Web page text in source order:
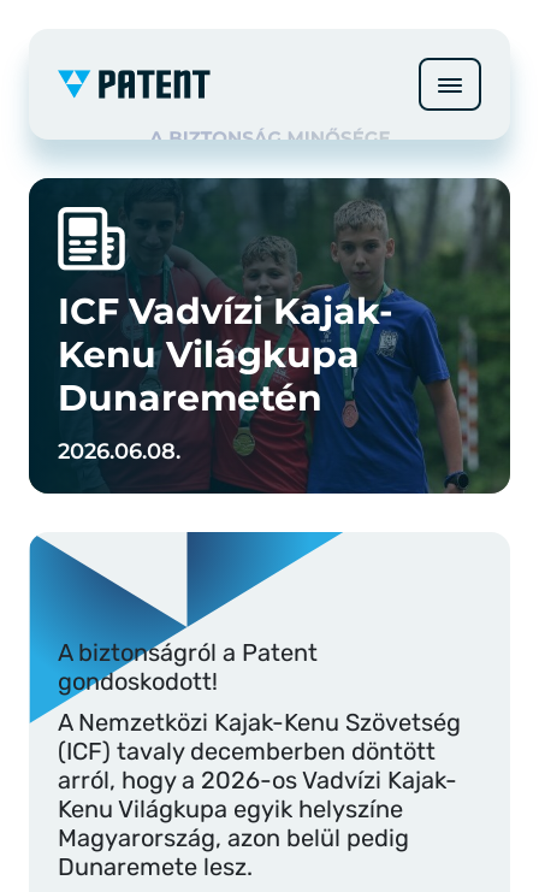
ICF Vadvízi Kajak-
Kenu Világkupa
Dunaremetén
2026.06.08.
A biztonságról a Patent
gondoskodott!
A Nemzetközi Kajak-Kenu Szövetség
(ICF) tavaly decemberben döntött
arról, hogy a 2026-os Vadvízi Kajak-
Kenu Világkupa egyik helyszíne
Magyarország, azon belül pedig
Dunaremete lesz.